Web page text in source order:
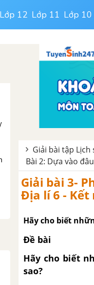
Lớp 12 Lớp 11 Lớp 10
Giải bài tập
Bài 2: Dựa vào
Giải bài 3-
Địa lí 6 -
Hãy cho biết
Đề bài
Hãy cho biết
sao?